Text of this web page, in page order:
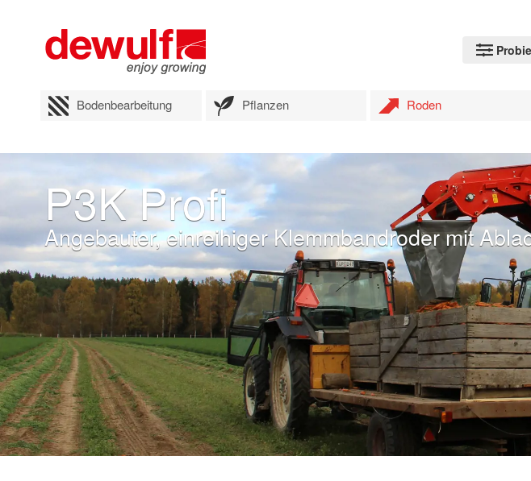
Bodenbearbeitung Pflanzen Roden
P3K Profi
Angebauter, einreihiger Klemmbandroder mit